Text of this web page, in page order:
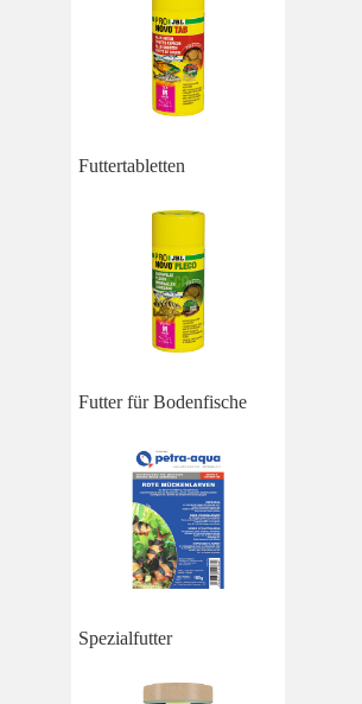
Futtertabletten
Futter für Bodenfische
Spezialfutter